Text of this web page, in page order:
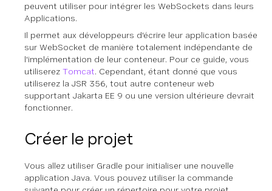
peuvent utiliser pour intégrer les WebSockets dans leurs
Applications.
Il permet aux développeurs d'écrire leur application basée
sur WebSocket de manière totalement indépendante de
l'implémentation de leur conteneur. Pour ce guide, vous
utiliserez Tomcat. Cependant, étant donné que vous
utiliserez la JSR 356, tout autre conteneur web
supportant Jakarta EE 9 ou une version ultérieure devrait
fonctionner.
Créer le projet
Vous allez utiliser Gradle pour initialiser une nouvelle
application Java. Vous pouvez utiliser la commande